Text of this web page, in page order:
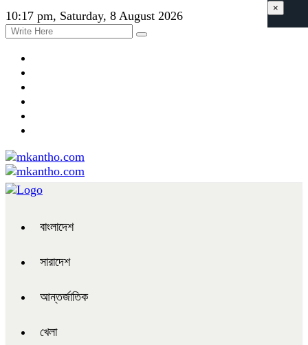
10:17 pm, Saturday, 8 August 2026
বাংলাদেশ
সারাদেশ
আন্তর্জাতিক
খেলা
×